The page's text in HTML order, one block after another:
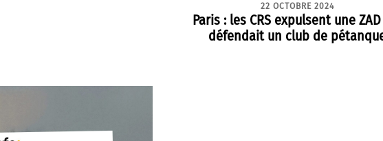
22 OCTOBRE 2024
Paris : les CRS expulsent une
défendait un club de